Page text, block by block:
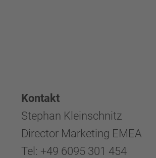
Kontakt
Stephan Kleinschnitz
Director Marketing EMEA
Tel: +49 6095 301 454